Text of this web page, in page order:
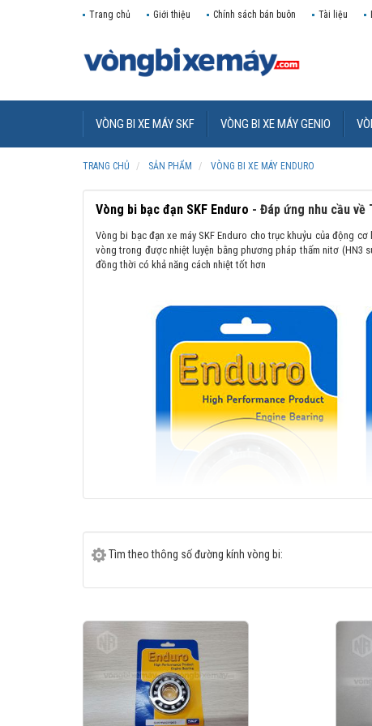
Trang chủ Giới thiệu Chính sách bán buôn Tài liệu
VÒNG BI XE MÁY SKF VÒNG BI XE MÁY GENIO
TRANG CHỦ SẢN PHẨM VÒNG BI XE MÁY ENDURO
Vòng bi bạc đạn SKF Enduro - Đáp ứng nhu cầu
Vòng bi bạc đạn xe máy SKF Enduro cho trục khuỷu của động
vòng trong được nhiệt luyện bằng phương pháp thấm nitơ (HN3
đồng thời có khả năng cách nhiệt tốt hơn
Viên bi gốm có tỷ trọng thấp hơn 40% so với viên bi thép, do
mòn bởi dị vật và bụi bẩn, giảm thiểu tối đa độ rung động, tăng
Tìm theo thông số đường kính vòng bi: